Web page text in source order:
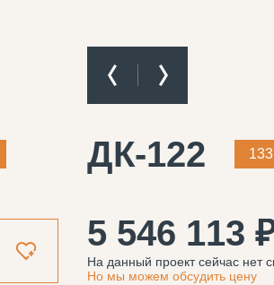
ДК-122
5 546 113
На данный проект сейчас нет
Но мы можем обсудить цену